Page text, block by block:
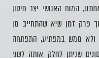
המוח האנושי יצר חיסון
פרק זמן שיא שהתחייב מן
ולא ממש במפתיע, התפתחה
שניתן לחלק אותה לשני